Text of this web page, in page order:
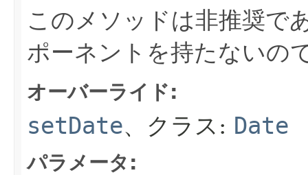
このメソッドは非推奨で
ポーネントを持たないの
オーバーライド:
setDate、クラス: Date
パラメータ: